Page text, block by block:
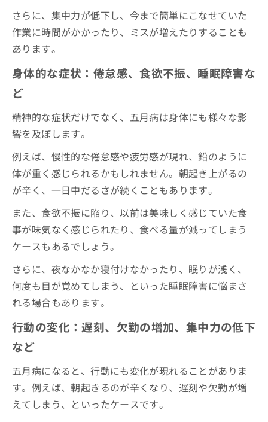
さらに、集中力が低下し、今まで簡単にこなせていた
作業に時間がかかったり、ミスが増えたりすることも
あります。
身体的な症状：倦怠感、食欲不振、睡眠障害な
ど
精神的な症状だけでなく、五月病は身体にも様々な影
響を及ぼします。
例えば、慢性的な倦怠感や疲労感が現れ、鉛のように
体が重く感じられるかもしれません。朝起き上がるの
が辛く、一日中だるさが続くこともあります。
また、食欲不振に陥り、以前は美味しく感じていた食
事が味気なく感じられたり、食べる量が減ってしまう
ケースもあるでしょう。
さらに、夜なかなか寝付けなかったり、眠りが浅く、
何度も目が覚めてしまう、といった睡眠障害に悩まさ
れる場合もあります。
行動の変化：遅刻、欠勤の増加、集中力の低下
など
五月病になると、行動にも変化が現れることがありま
す。例えば、朝起きるのが辛くなり、遅刻や欠勤が増
えてしまう、といったケースです。